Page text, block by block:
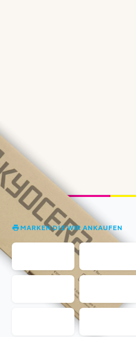
MARKEN DIE WIR ANKAUFEN